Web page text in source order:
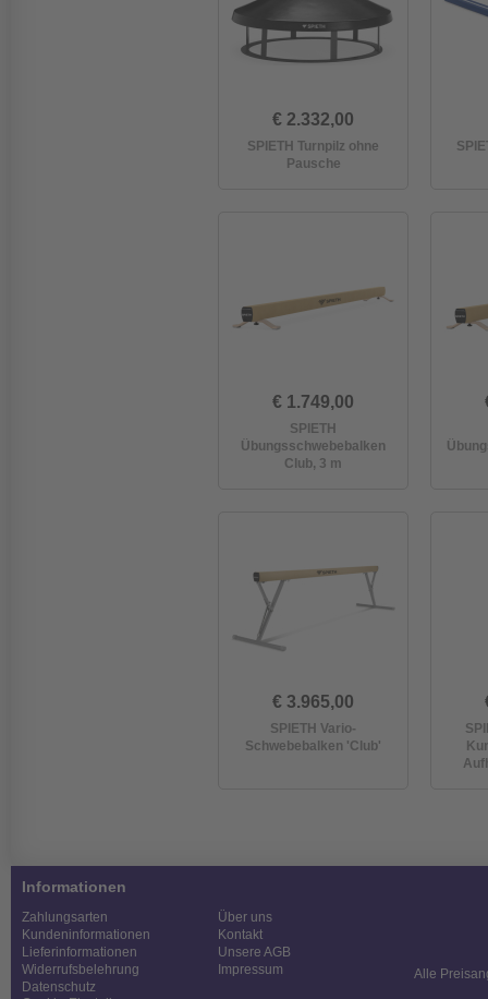
€ 2.332,00
SPIETH Turnpilz ohne
Pausche
€ 1.749,00
SPIETH
Übungsschwebebalken
Club, 3 m
€ 3.965,00
SPIETH Vario-
Schwebebalken 'Club'
Informationen
Zahlungsarten
Kundeninformationen
Lieferinformationen
Widerrufsbelehrung
Datenschutz
Über uns
Kontakt
Unsere AGB
Impressum
Alle